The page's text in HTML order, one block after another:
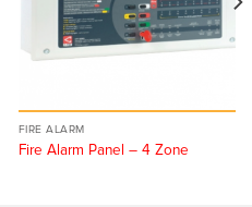
FIRE ALARM
Fire Alarm Panel – 4 Zone